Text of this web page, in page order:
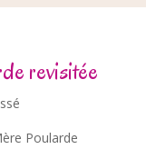
revisitée
Poularde